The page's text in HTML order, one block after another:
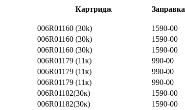
Картридж Заправка
006R01160 (30k) 1590-00
006R01160 (30k) 1590-00
006R01160 (30k) 1590-00
006R01179 (11к) 990-00
006R01179 (11к) 990-00
006R01179 (11к) 990-00
006R01182(30к) 1590-00
006R01182(30к) 1590-00